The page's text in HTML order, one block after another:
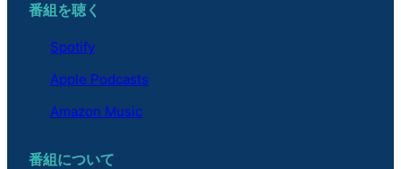
番組を聴く
Spotify
Apple Podcasts
Amazon Music
番組について